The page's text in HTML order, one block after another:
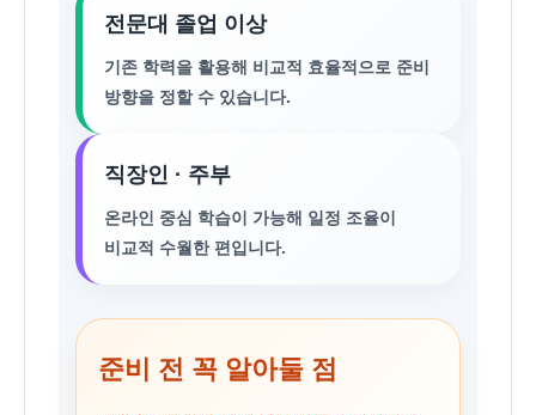
전문대 졸업 이상
기존 학력을 활용해 비교적 효율적으로 준비
방향을 정할 수 있습니다.
직장인 · 주부
온라인 중심 학습이 가능해 일정 조율이
비교적 수월한 편입니다.
준비 전 꼭 알아둘 점